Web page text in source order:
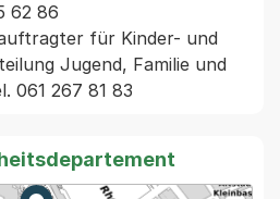
62 86
für Kinder- und
Jugend, Familie und
061 267 81 83